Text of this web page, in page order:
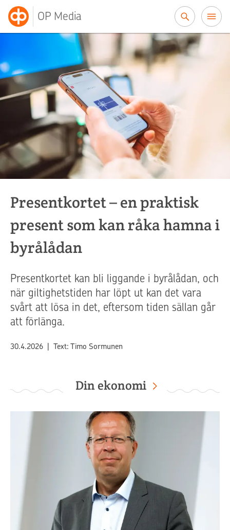
OP Media
OP Media
Presentkortet – en praktisk
present som kan råka hamna i
byrålådan
Presentkortet kan bli liggande i byrålådan, och
när giltighetstiden har löpt ut kan det vara
svårt att lösa in det, eftersom tiden sällan går
att förlänga.
Publicerat
30.4.2026 Text: Timo Sormunen
Din ekonomi